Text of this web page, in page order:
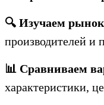
🔍 Изучаем рынок
производителей и
📊 Сравниваем
характеристики,